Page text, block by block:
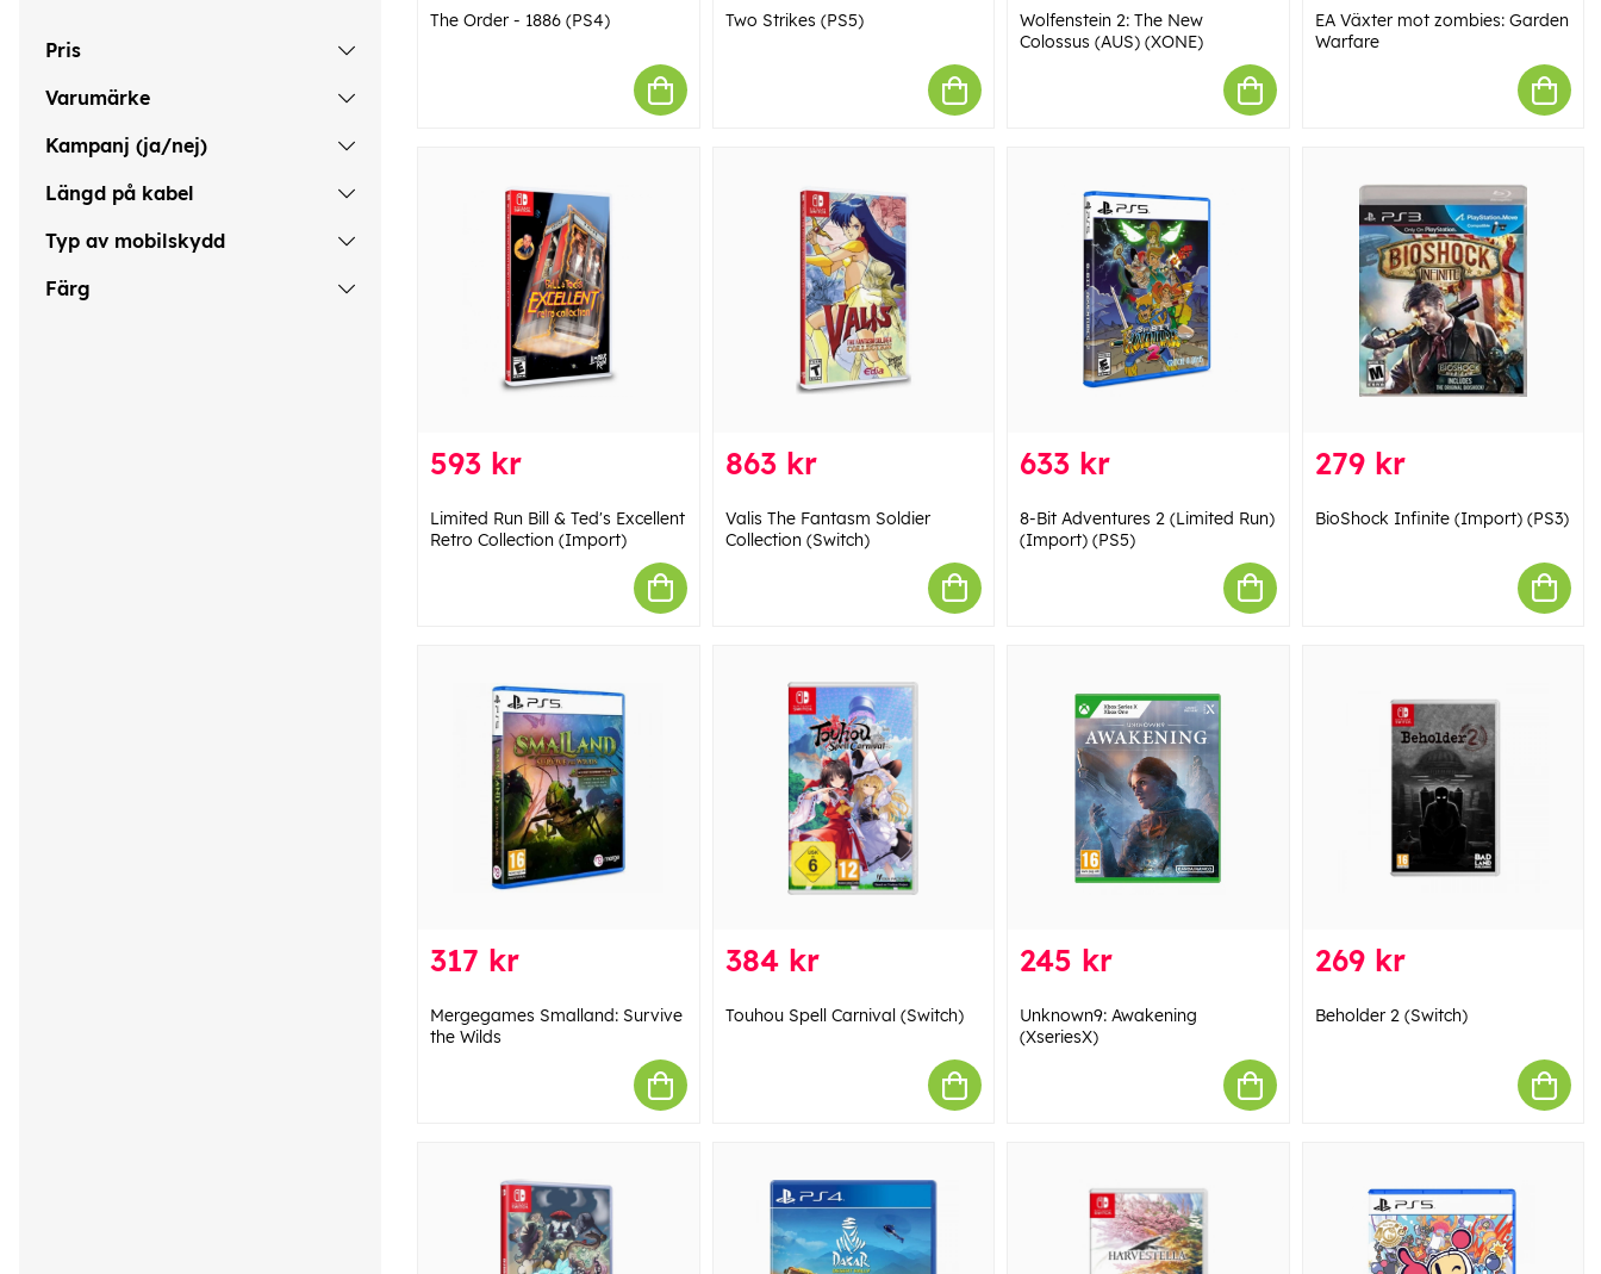
Pris
Varumärke
Kampanj (ja/nej)
Längd på kabel
Typ av mobilskydd
Färg
The Order - 1886 (PS4) Two Strikes (PS5)
Wolfenstein 2: The New
Colossus (AUS) (XONE)
EA Växter mot zombies: Garden
Warfare
593 kr
Limited Run Bill & Ted's Excellent
Retro Collection (Import)
863 kr
Valis The Fantasm Soldier
Collection (Switch)
633 kr
8-Bit Adventures 2 (Limited Run)
(Import) (PS5)
279 kr
BioShock Infinite (Import) (PS3)
317 kr
Mergegames Smalland: Survive
the Wilds
384 kr
Touhou Spell Carnival (Switch)
245 kr
Unknown9: Awakening
(XseriesX)
269 kr
Beholder 2 (Switch)